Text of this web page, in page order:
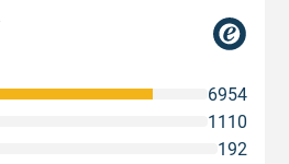
192
1110
6954